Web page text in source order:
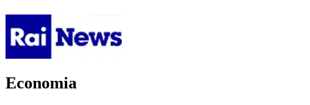
Economia